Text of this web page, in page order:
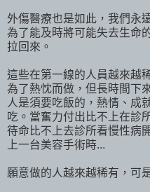
外傷醫療也是如此，我們永
為了能及時將可能失去生命
拉回來。
這些在第一線的人員越來越
為了熱忱而做，但長時間下
人是須要吃飯的，熱情、成
吃。當奮力付出比不上在診
待命比不上去診所看慢性病
上一台美容手術時...
願意做的人越來越稀有，可